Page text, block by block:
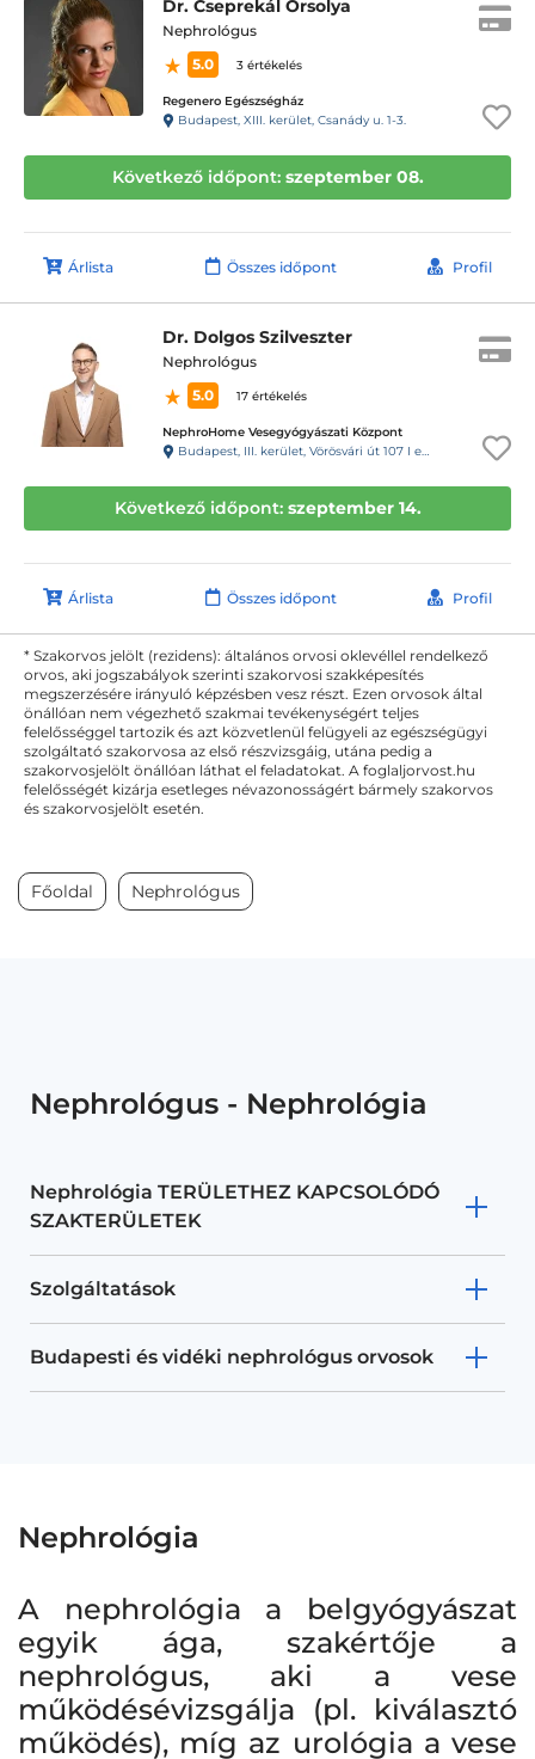
Dr. Cseprekál Orsolya
Nephrológus
5.0
3 értékelés
Regenero Egészségház
Budapest, XIII. kerület, Csanády u. 1-3.
Következő időpont: szeptember 08.
Árlista Összes időpont Profil
Dr. Dolgos Szilveszter
Nephrológus
5.0
17 értékelés
NephroHome Vesegyógyászati Központ
Budapest, III. kerület, Vörösvári út 107 I emelet 4-5 ajtó; Bejárat: Hévízi út felől Kapucsengő: 14-15
Következő időpont: szeptember 14.
Árlista Összes időpont Profil
* Szakorvos jelölt (rezidens): általános orvosi oklevéllel rendelkező
orvos, aki jogszabályok szerinti szakorvosi szakképesítés
megszerzésére irányuló képzésben vesz részt. Ezen orvosok által
önállóan nem végezhető szakmai tevékenységért teljes
felelősséggel tartozik és azt közvetlenül felügyeli az egészségügyi
szolgáltató szakorvosa az első részvizsgáig, utána pedig a
szakorvosjelölt önállóan láthat el feladatokat. A foglaljorvost.hu
felelősségét kizárja esetleges névazonosságért bármely szakorvos
és szakorvosjelölt esetén.
Főoldal Nephrológus
Nephrológus - Nephrológia
Nephrológia TERÜLETHEZ KAPCSOLÓDÓ
SZAKTERÜLETEK
Szolgáltatások
Budapesti és vidéki nephrológus orvosok
Nephrológia
A nephrológia a belgyógyászat
egyik ága, szakértője a
nephrológus, aki a vese
működésévizsgálja (pl. kiválasztó
működés), míg az urológia a vese